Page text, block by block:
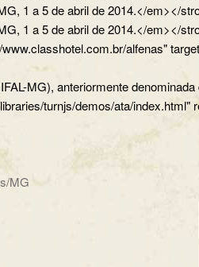
1 a 5 de abril de 2014.</em></
1 a 5 de abril de 2014.</em></
alfenas"
MG), anteriormente
turnjs/demos/ata/
MG